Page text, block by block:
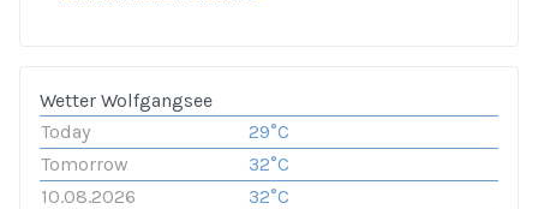
Wetter Wolfgangsee
Today
29°C
Tomorrow
32°C
10.08.2026
32°C